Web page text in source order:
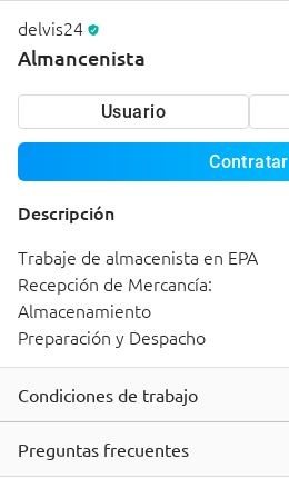
delvis24
Almancenista
Usuario
Contratar
Descripción
Trabaje de almacenista en EPA
Recepción de Mercancía:
Almacenamiento
Preparación y Despacho
Condiciones de trabajo
Preguntas frecuentes